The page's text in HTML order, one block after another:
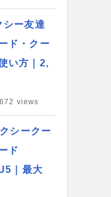
シー友達
ド・クー
い方｜2,
views
シークー
ド
｜最大